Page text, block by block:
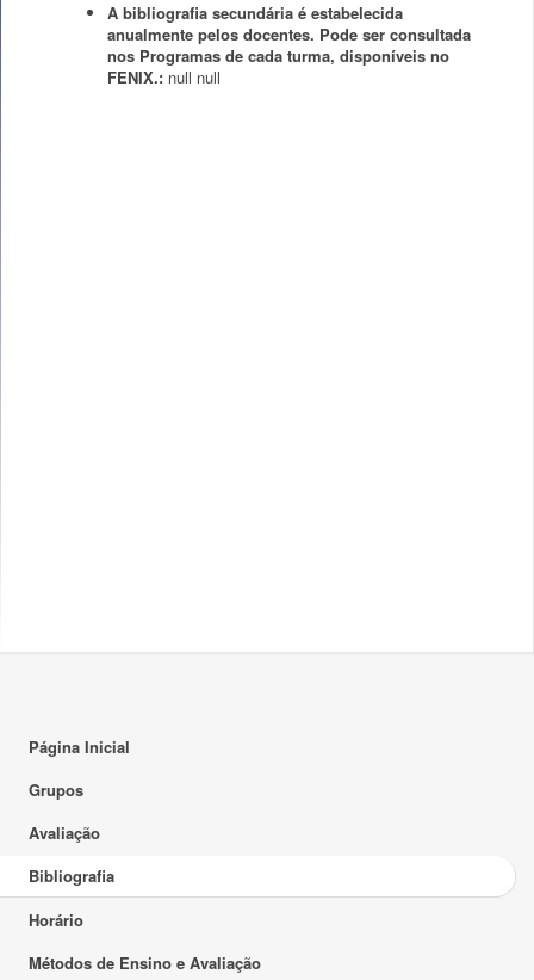
A bibliografia secundária é estabelecida
anualmente pelos docentes. Pode ser consultada
nos Programas de cada turma, disponíveis no
FENIX.: null null
Página Inicial
Grupos
Avaliação
Bibliografia
Horário
Métodos de Ensino e Avaliação